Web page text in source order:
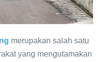
merupakan salah satu
yang mengutamakan